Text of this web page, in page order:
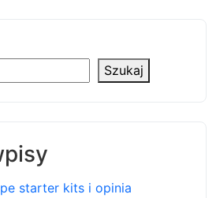
Szukaj
starter kits i opinia